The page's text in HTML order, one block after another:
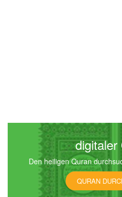
digitaler
Den heiligen Quran
QURAN